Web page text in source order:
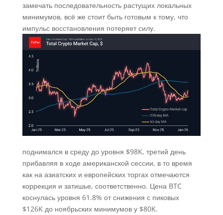
замечать последовательность растущих локальных
минимумов, всё же стоит быть готовым к тому, что
импульс восстановления потеряет силу.
поднимался в среду до уровня $98K, третий день
прибавляя в ходе американской сессии, в то время
как на азиатских и европейских торгах отмечаются
коррекция и затишье, соответственно. Цена BTC
коснулась уровня 61.8% от снижения с пиковых
$126K до ноябрьских минимумов у $80K.